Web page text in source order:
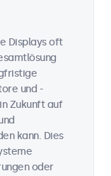
Displays oft
und -
Zukunft auf
kann. Dies
oder